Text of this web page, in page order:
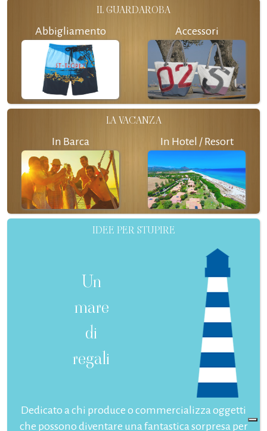
IL GUARDAROBA
Abbigliamento Accessori
LA VACANZA
In Barca In Hotel / Resort
IDEE PER STUPIRE
Un
mare
di
regali
Dedicato a chi produce o commercializza oggetti
che possono diventare una fantastica sorpresa per